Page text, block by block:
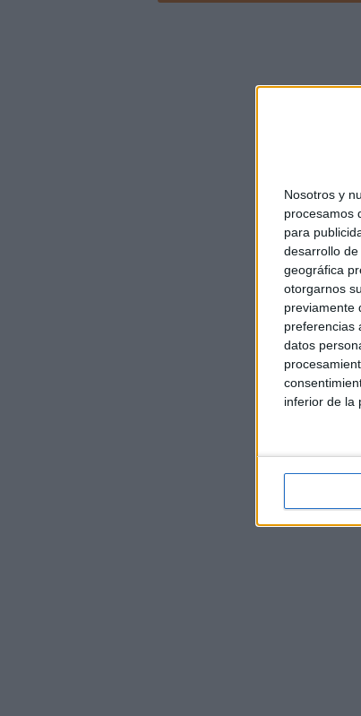
Nosotros y
procesamos
para
desarrollo de
geográfica
otorgarnos
previamente
preferencias
datos
inferior de la